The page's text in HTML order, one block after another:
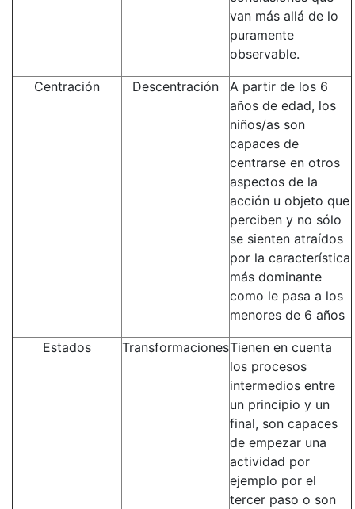
van más allá de lo
puramente
observable.
Centración Descentración
A partir de los 6
años de edad, los
niños/as son
capaces de
centrarse en otros
aspectos de la
acción u objeto que
perciben y no sólo
se sienten atraídos
por la característica
más dominante
como le pasa a los
menores de 6 años
Estados TransformacionesTienen en cuenta
los procesos
intermedios entre
un principio y un
final, son capaces
de empezar una
actividad por
ejemplo por el
tercer paso o son